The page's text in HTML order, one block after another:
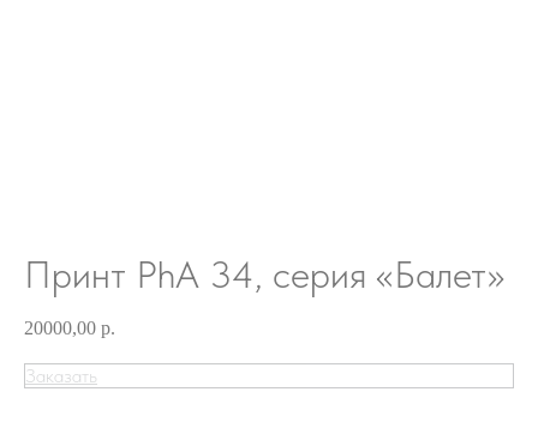
Принт PhA 34, серия «Балет»
20000,00 р.
Заказать